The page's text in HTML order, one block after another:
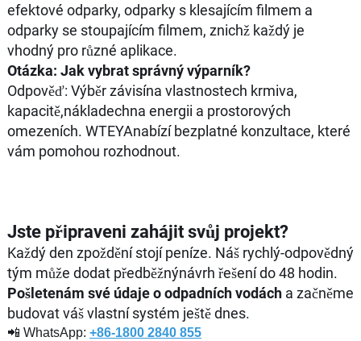
efektové odparky, odparky s klesajícím filmem a
odparky se stoupajícím filmem, znichž každý je
vhodný pro různé aplikace.
Otázka: Jak vybrat správný výparník?
Odpověď: Výběr závisína vlastnostech krmiva,
kapacitě,nákladechna energii a prostorových
omezeních. WTEYAnabízí bezplatné konzultace, které
vám pomohou rozhodnout.
Jste připraveni zahájit svůj projekt?
Každý den zpoždění stojí peníze. Náš rychlý-odpovědný
tým může dodat předběžnýnávrh řešení do 48 hodin.
Pošletenám své údaje o odpadních vodácha začněme
budovat váš vlastní systém ještě dnes.
📲 WhatsApp: +86-1800 2840 855